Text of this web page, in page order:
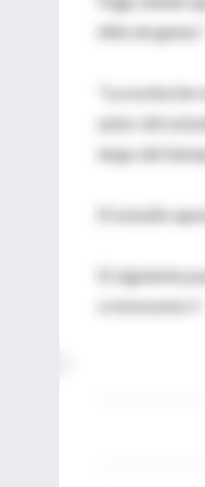
élite de genes".
"La
autor del
largo del
El estudio
El siguiente
cromosoma Y.